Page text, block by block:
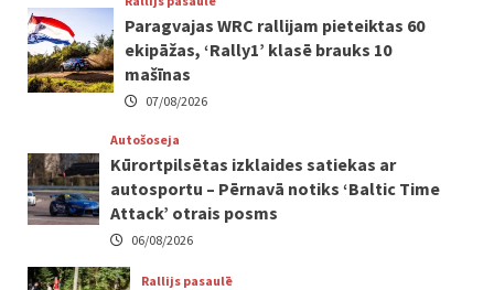
Paragvajas WRC rallijam pieteiktas 60
ekipāžas, ‘Rally1’ klasē brauks 10
mašīnas
07/08/2026
Autošoseja
Kūrortpilsētas izklaides satiekas ar
autosportu – Pērnavā notiks ‘Baltic Time
Attack’ otrais posms
06/08/2026
Rallijs pasaulē